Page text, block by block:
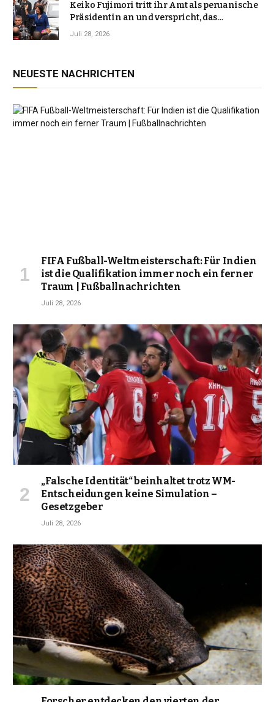
Keiko Fujimori tritt ihr Amt als peruanische
Präsidentin an und verspricht, das
Jahrzehnt der Instabilität zu beenden
Juli 28, 2026
NEUESTE NACHRICHTEN
FIFA Fußball-Weltmeisterschaft: Für Indien
ist die Qualifikation immer noch ein ferner
Traum | Fußballnachrichten
Juli 28, 2026
„Falsche Identität“ beinhaltet trotz WM-
Entscheidungen keine Simulation –
Gesetzgeber
Juli 28, 2026